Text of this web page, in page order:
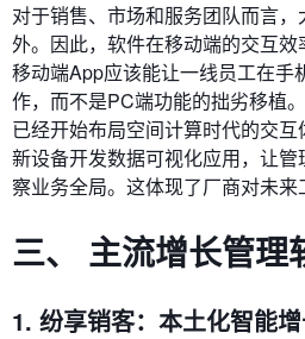
对于销售、市场和服务团队而言
外。因此，软件在移动端的交互
移动端App应该能让一线员工在手
作，而不是PC端功能的拙劣移植
已经开始布局空间计算时代的交
新设备开发数据可视化应用，让
察业务全局。这体现了厂商对未来
三、 主流增长管理
1. 纷享销客：本土化智能